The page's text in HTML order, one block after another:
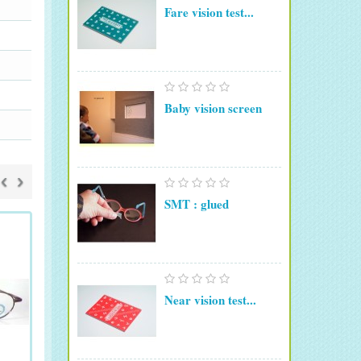
‹ ›
Fare vision test...
Baby vision screen
SMT : glued
Near vision test...